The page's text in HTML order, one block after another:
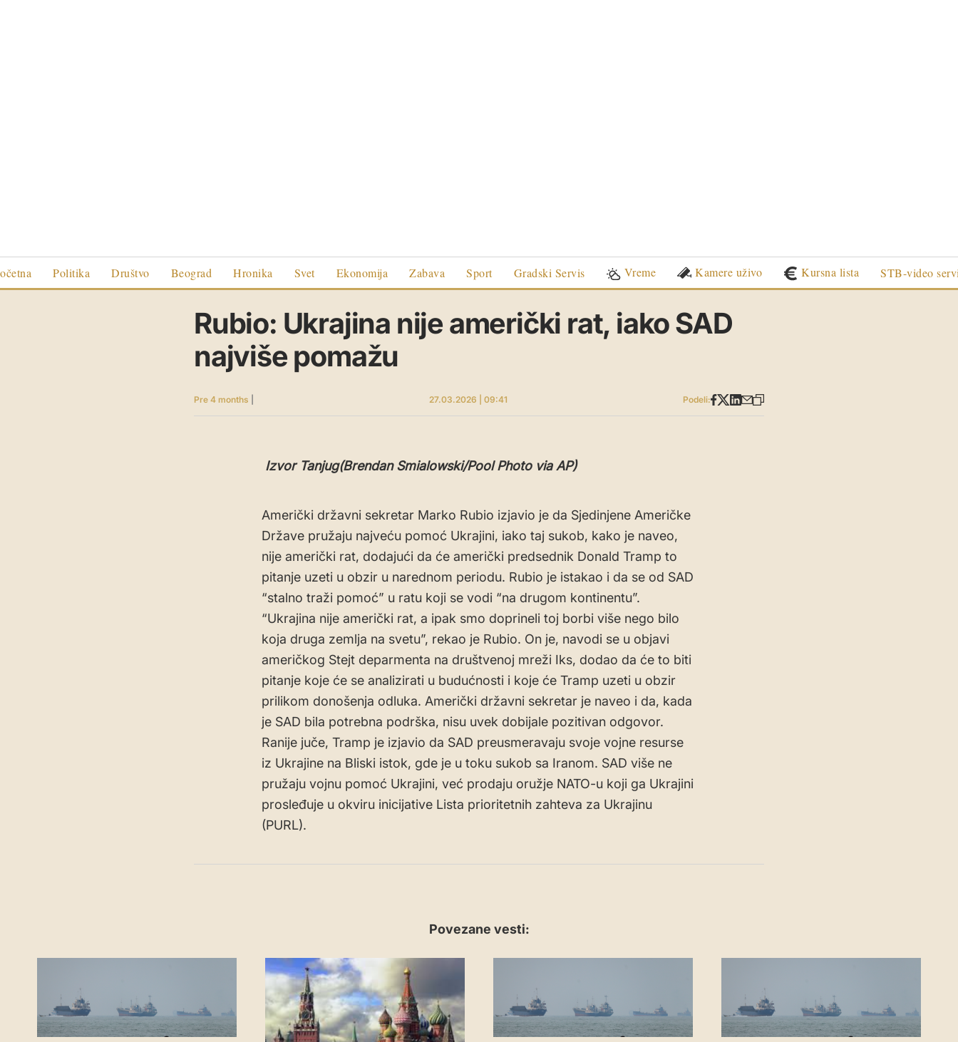
Politika Društvo Beograd Hronika Svet Ekonomija Zabava Sport Gradski Servis Vreme Kamere uživo Kursna lista STB-video
Rubio: Ukrajina nije američki rat, iako SAD
najviše pomažu
Pre 4 months 27.03.2026 | 09:41 Podeli:
Izvor Tanjug(Brendan Smialowski/Pool Photo via AP)
Američki državni sekretar Marko Rubio izjavio je da Sjedinjene Američke
Države pružaju najveću pomoć Ukrajini, iako taj sukob, kako je naveo,
nije američki rat, dodajući da će američki predsednik Donald Tramp to
pitanje uzeti u obzir u narednom periodu. Rubio je istakao i da se od SAD
“stalno traži pomoć” u ratu koji se vodi “na drugom kontinentu”.
“Ukrajina nije američki rat, a ipak smo doprineli toj borbi više nego bilo
koja druga zemlja na svetu”, rekao je Rubio. On je, navodi se u objavi
američkog Stejt deparmenta na društvenoj mreži Iks, dodao da će to biti
pitanje koje će se analizirati u budućnosti i koje će Tramp uzeti u obzir
prilikom donošenja odluka. Američki državni sekretar je naveo i da, kada
je SAD bila potrebna podrška, nisu uvek dobijale pozitivan odgovor.
Ranije juče, Tramp je izjavio da SAD preusmeravaju svoje vojne resurse
iz Ukrajine na Bliski istok, gde je u toku sukob sa Iranom. SAD više ne
pružaju vojnu pomoć Ukrajini, već prodaju oružje NATO-u koji ga Ukrajini
prosleđuje u okviru inicijative Lista prioritetnih zahteva za Ukrajinu
(PURL).
Povezane vesti: